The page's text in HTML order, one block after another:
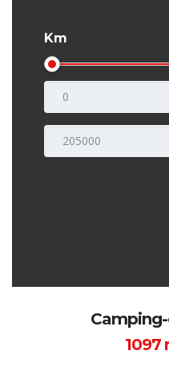
Km
1097